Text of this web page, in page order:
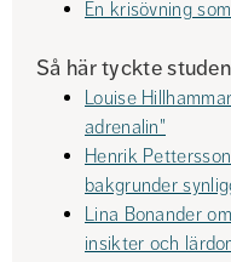
En krisövning
Så här tyckte
Louise
adrenalin"
Henrik
bakgrunder
Lina Bonander
insikter och